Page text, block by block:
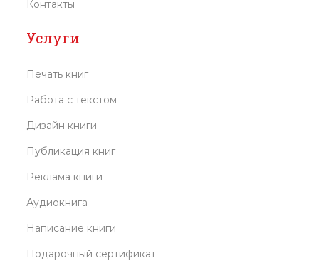
Контакты
Услуги
Печать книг
Работа с текстом
Дизайн книги
Публикация книг
Реклама книги
Аудиокнига
Написание книги
Подарочный сертификат